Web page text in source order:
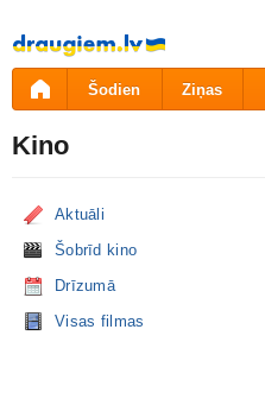
Pāriet
uz
saturu
Šodien Ziņas
Kino
Aktuāli
Šobrīd kino
Drīzumā
Visas filmas